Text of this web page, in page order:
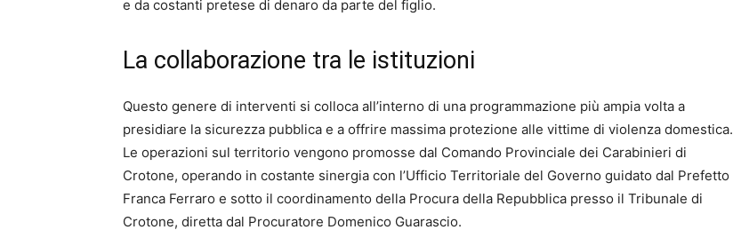
e da costanti pretese di denaro da parte del figlio.
La collaborazione tra le istituzioni
Questo genere di interventi si colloca all’interno di una programmazione più ampia volta a
presidiare la sicurezza pubblica e a offrire massima protezione alle vittime di violenza domestica.
Le operazioni sul territorio vengono promosse dal Comando Provinciale dei Carabinieri di
Crotone, operando in costante sinergia con l’Ufficio Territoriale del Governo guidato dal Prefetto
Franca Ferraro e sotto il coordinamento della Procura della Repubblica presso il Tribunale di
Crotone, diretta dal Procuratore Domenico Guarascio.